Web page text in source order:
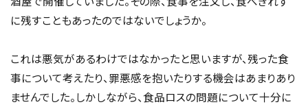
に残すこともあったのではないでしょうか。
これは悪気があるわけではなかったと思いますが、残った食
事について考えたり、罪悪感を抱いたりする機会はあまりあり
ませんでした。しかしながら、食品ロスの問題について十分に